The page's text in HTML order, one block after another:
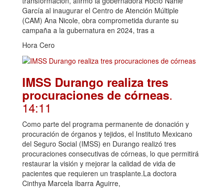
García al inaugurar el Centro de Atención Múltiple
(CAM) Ana Nicole, obra comprometida durante su
campaña a la gubernatura en 2024, tras a
Hora Cero
IMSS Durango realiza tres
procuraciones de córneas.
14:11
Como parte del programa permanente de donación y
procuración de órganos y tejidos, el Instituto Mexicano
del Seguro Social (IMSS) en Durango realizó tres
procuraciones consecutivas de córneas, lo que permitirá
restaurar la visión y mejorar la calidad de vida de
pacientes que requieren un trasplante.La doctora
Cinthya Marcela Ibarra Aguirre,